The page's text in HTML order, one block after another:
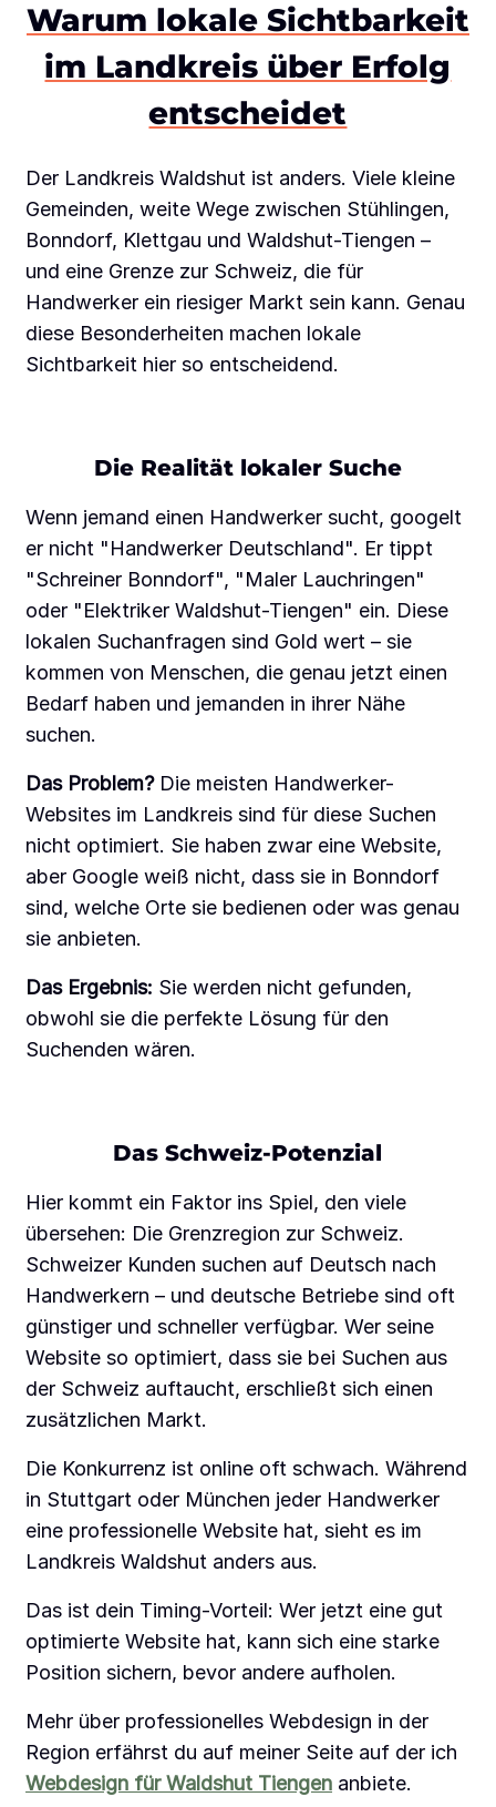
Warum lokale Sichtbarkeit
im Landkreis über Erfolg
entscheidet
Der Landkreis Waldshut ist anders. Viele kleine
Gemeinden, weite Wege zwischen Stühlingen,
Bonndorf, Klettgau und Waldshut-Tiengen –
und eine Grenze zur Schweiz, die für
Handwerker ein riesiger Markt sein kann. Genau
diese Besonderheiten machen lokale
Sichtbarkeit hier so entscheidend.
Die Realität lokaler Suche
Wenn jemand einen Handwerker sucht, googelt
er nicht "Handwerker Deutschland". Er tippt
"Schreiner Bonndorf", "Maler Lauchringen"
oder "Elektriker Waldshut-Tiengen" ein. Diese
lokalen Suchanfragen sind Gold wert – sie
kommen von Menschen, die genau jetzt einen
Bedarf haben und jemanden in ihrer Nähe
suchen.
Das Problem?Die meisten Handwerker-
Websites im Landkreis sind für diese Suchen
nicht optimiert. Sie haben zwar eine Website,
aber Google weiß nicht, dass sie in Bonndorf
sind, welche Orte sie bedienen oder was genau
sie anbieten.
Das Ergebnis: Sie werden nicht gefunden,
obwohl sie die perfekte Lösung für den
Suchenden wären.
Das Schweiz-Potenzial
Hier kommt ein Faktor ins Spiel, den viele
übersehen: Die Grenzregion zur Schweiz.
Schweizer Kunden suchen auf Deutsch nach
Handwerkern – und deutsche Betriebe sind oft
günstiger und schneller verfügbar. Wer seine
Website so optimiert, dass sie bei Suchen aus
der Schweiz auftaucht, erschließt sich einen
zusätzlichen Markt.
Die Konkurrenz ist online oft schwach. Während
in Stuttgart oder München jeder Handwerker
eine professionelle Website hat, sieht es im
Landkreis Waldshut anders aus.
Das ist dein Timing-Vorteil: Wer jetzt eine gut
optimierte Website hat, kann sich eine starke
Position sichern, bevor andere aufholen.
Mehr über professionelles Webdesign in der
Region erfährst du auf meiner Seite auf der ich
Webdesign für Waldshut Tiengen anbiete.